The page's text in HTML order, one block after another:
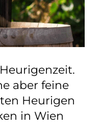
aber feine
Heurigen
in Wien